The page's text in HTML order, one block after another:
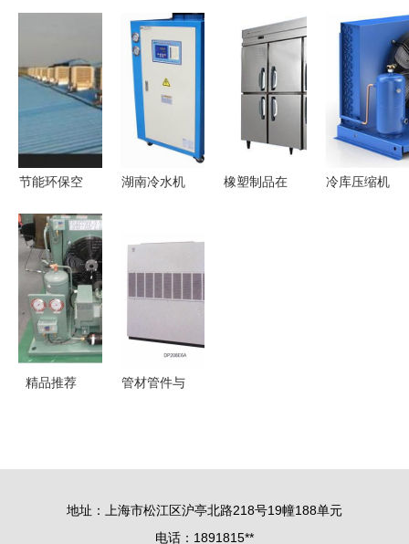
家推荐与价
格解析
品图片 加
盟店怎么样
机 高效制
冷设备的首
选方案
加速收购废
旧设备与电
镀槽回收
探索循环经
济新路径
节能环保空
节能的理想
选择
湖南冷水机
橡塑制品在
冷库压缩机
精品推荐
质生活
管材管件与
市冰菱制冷
地址：上海市松江区沪亭北路218号19幢188单元
电话：1891815**